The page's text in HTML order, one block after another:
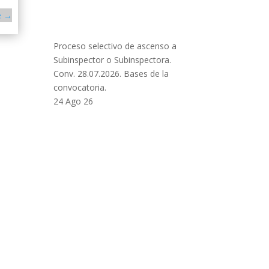
→
Proceso selectivo de ascenso a
Subinspector o Subinspectora.
Conv. 28.07.2026. Bases de la
convocatoria.
24 Ago 26